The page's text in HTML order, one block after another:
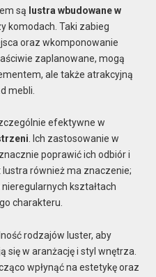
są lustra wbudowane w
komodach. Taki zabieg
oraz wkomponowanie
zaplanowane, mogą
ale także atrakcyjną
mebli.
efektywne w
. Ich zastosowanie w
poprawić ich odbiór i
również ma znaczenie;
kształtach
charakteru.
rodzajów luster, aby
się w aranżację i styl wnętrza.
wpłynąć na estetykę oraz